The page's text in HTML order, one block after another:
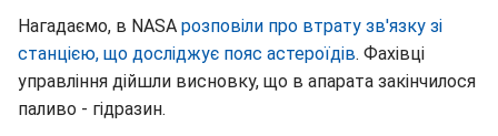
Нагадаємо, в NASA розповіли про втрату зв'язку зі
станцією, що досліджує пояс астероїдів. Фахівці
управління дійшли висновку, що в апарата закінчилося
паливо - гідразин.